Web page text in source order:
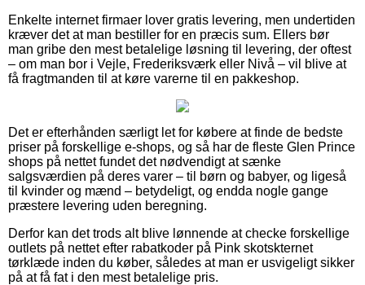
Enkelte internet firmaer lover gratis levering, men undertiden
kræver det at man bestiller for en præcis sum. Ellers bør
man gribe den mest betalelige løsning til levering, der oftest
– om man bor i Vejle, Frederiksværk eller Nivå – vil blive at
få fragtmanden til at køre varerne til en pakkeshop.
Det er efterhånden særligt let for købere at finde de bedste
priser på forskellige e-shops, og så har de fleste Glen Prince
shops på nettet fundet det nødvendigt at sænke
salgsværdien på deres varer – til børn og babyer, og ligeså
til kvinder og mænd – betydeligt, og endda nogle gange
præstere levering uden beregning.
Derfor kan det trods alt blive lønnende at checke forskellige
outlets på nettet efter rabatkoder på Pink skotskternet
tørklæde inden du køber, således at man er usvigeligt sikker
på at få fat i den mest betalelige pris.